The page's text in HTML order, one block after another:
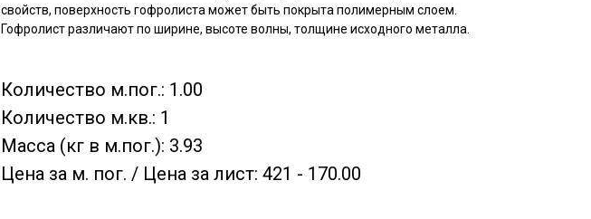
свойств, поверхность гофролиста может быть покрыта полимерным слоем.
Гофролист различают по ширине, высоте волны, толщине исходного металла.
Количество м.пог.: 1.00
Количество м.кв.: 1
Масса (кг в м.пог.): 3.93
Цена за м. пог. / Цена за лист: 421 - 170.00